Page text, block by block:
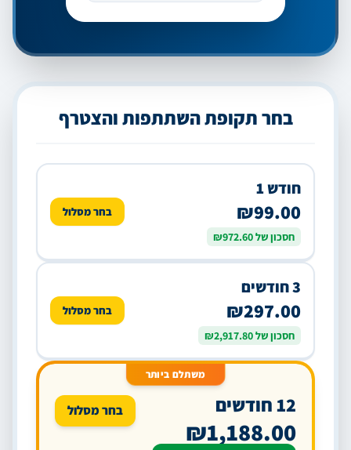
בחר תקופת השתתפות והצטרף
חודש 1
₪99.00
חסכון של ₪972.60
בחר מסלול
3 חודשים
₪297.00
חסכון של ₪2,917.80
בחר מסלול
משתלם ביותר
12 חודשים
₪1,188.00
בחר מסלול